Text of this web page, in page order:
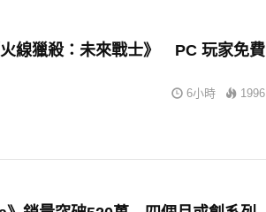
線獵殺：未來戰士》 PC 玩家免費
6小時 1996